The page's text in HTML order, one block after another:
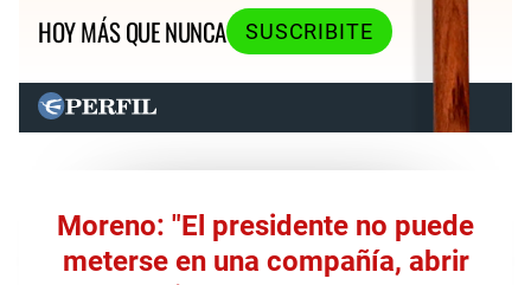
HOY MÁS QUE NUNCA
SUSCRIBITE
Moreno: "El presidente no puede
meterse en una compañía, abrir